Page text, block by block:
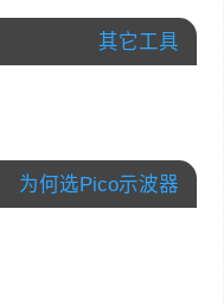
其它工具
为何选Pico示波器